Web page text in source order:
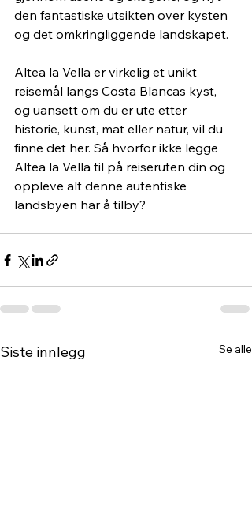
den fantastiske utsikten over kysten
og det omkringliggende landskapet.
Altea la Vella er virkelig et unikt
reisemål langs Costa Blancas kyst,
og uansett om du er ute etter
historie, kunst, mat eller natur, vil du
finne det her. Så hvorfor ikke legge
Altea la Vella til på reiseruten din og
oppleve alt denne autentiske
landsbyen har å tilby?
Siste innlegg Se alle